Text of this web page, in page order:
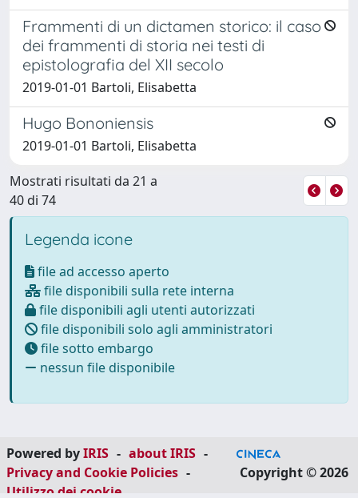
Frammenti di un dictamen storico: il caso
dei frammenti di storia nei testi di
epistolografia del XII secolo
2019-01-01 Bartoli, Elisabetta
Hugo Bononiensis
2019-01-01 Bartoli, Elisabetta
Mostrati risultati da 21 a
40 di 74
Legenda icone
file ad accesso aperto
file disponibili sulla rete interna
file disponibili agli utenti autorizzati
file disponibili solo agli amministratori
file sotto embargo
nessun file disponibile
Powered byIRIS - about IRIS -
Privacy and Cookie Policies -
Utilizzo dei cookie
Copyright © 2026